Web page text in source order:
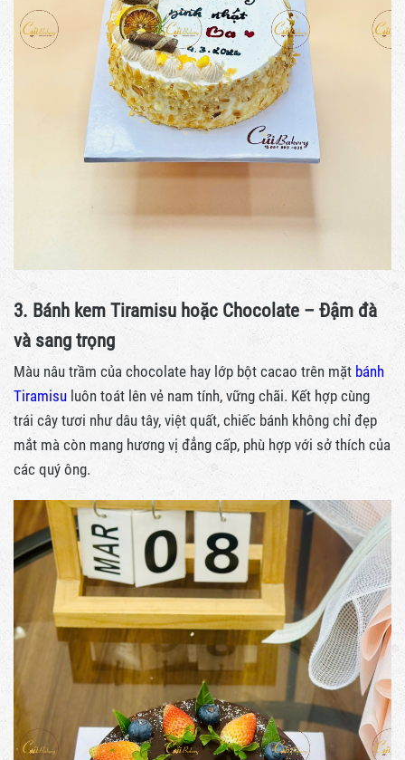
3. Bánh kem Tiramisu hoặc Chocolate – Đậm đà
và sang trọng
Màu nâu trầm của chocolate hay lớp bột cacao trên mặt bánh
Tiramisu luôn toát lên vẻ nam tính, vững chãi. Kết hợp cùng
trái cây tươi như dâu tây, việt quất, chiếc bánh không chỉ đẹp
mắt mà còn mang hương vị đẳng cấp, phù hợp với sở thích của
các quý ông.